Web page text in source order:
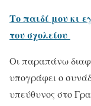
Το παιδί μου κι
του σχολείου
Οι παραπάνω
υπογράφει ο
υπεύθυνος στο